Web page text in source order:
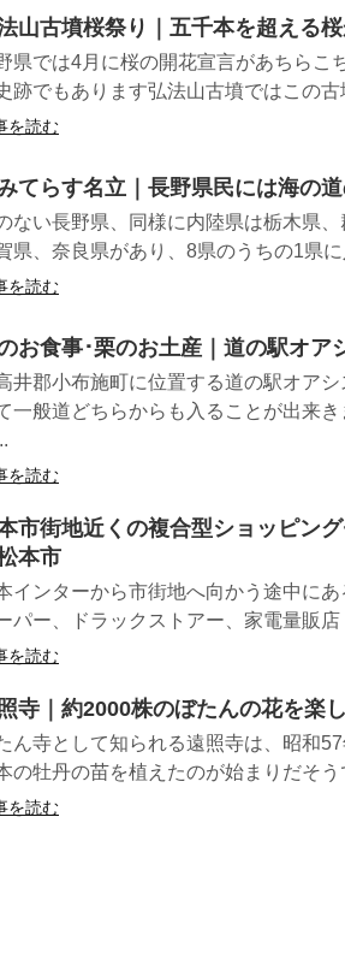
山古墳桜祭り｜五千本を超える
県では4月に桜の開花宣言があちらこ
跡でもあります弘法山古墳ではこの
を読む
てらす名立｜長野県民には海の
ない長野県、同様に内陸県は栃木県
県、奈良県があり、8県のうちの1県
を読む
お食事･栗のお土産｜道の駅オア
井郡小布施町に位置する道の駅オア
一般道どちらからも入ることが出来
を読む
市街地近くの複合型ショッピン
松本市
インターから市街地へ向かう途中に
パー、ドラックストアー、家電量販
を読む
寺｜約2000株のぼたんの花を楽
ん寺として知られる遠照寺は、昭和
の牡丹の苗を植えたのが始まりだそ
を読む